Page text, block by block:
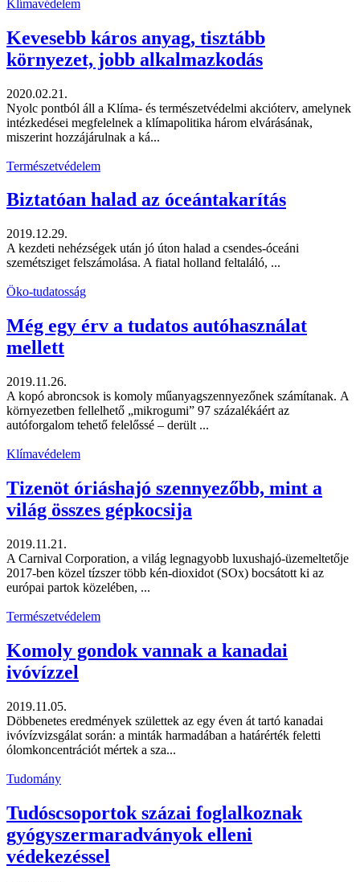
Klímavédelem
Kevesebb káros anyag, tisztább
környezet, jobb alkalmazkodás
2020.02.21.
Nyolc pontból áll a Klíma- és természetvédelmi akcióterv, amelynek
intézkedései megfelelnek a klímapolitika három elvárásának,
miszerint hozzájárulnak a ká...
Természetvédelem
Biztatóan halad az óceántakarítás
2019.12.29.
A kezdeti nehézségek után jó úton halad a csendes-óceáni
szemétsziget felszámolása. A fiatal holland feltaláló, ...
Öko-tudatosság
Még egy érv a tudatos autóhasználat
mellett
2019.11.26.
A kopó abroncsok is komoly műanyagszennyezőnek számítanak. A
környezetben fellelhető „mikrogumi” 97 százalékáért az
autóforgalom tehető felelőssé – derült ...
Klímavédelem
Tizenöt óriáshajó szennyezőbb, mint a
világ összes gépkocsija
2019.11.21.
A Carnival Corporation, a világ legnagyobb luxushajó-üzemeltetője
2017-ben közel tízszer több kén-dioxidot (SOx) bocsátott ki az
európai partok közelében, ...
Természetvédelem
Komoly gondok vannak a kanadai
ivóvízzel
2019.11.05.
Döbbenetes eredmények születtek az egy éven át tartó kanadai
ivóvízvizsgálat során: a minták harmadában a határérték feletti
ólomkoncentrációt mértek a sza...
Tudomány
Tudóscsoportok százai foglalkoznak
gyógyszermaradványok elleni
védekezéssel